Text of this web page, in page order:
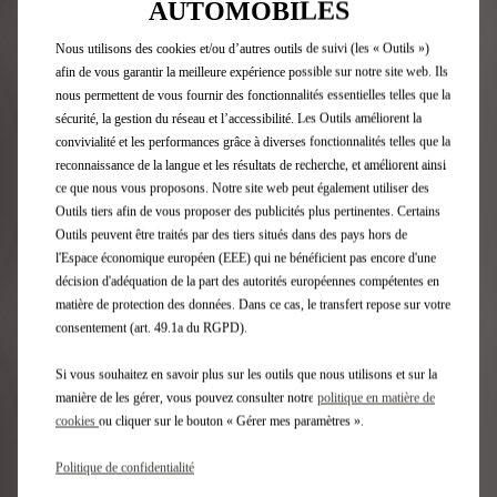
PRÉCÉDENT
indiquées sont conformes à la procédure d’essai WLTP
de carburant, d'émissions de CO₂ et d’autonomie
DS 3
LE SUV COMPACT AU DESIGN
CONTEMPORAIN
WLTP
Les valeurs de consommation de
SUIVANT
AUTOMOBILES
Nous utilisons des cookies et/ou d’autres outils de suivi (les « Outils »)
afin de vous garantir la meilleure expérience possible sur notre site web. Ils
nous permettent de vous fournir des fonctionnalités essentielles telles que la
sécurité, la gestion du réseau et l’accessibilité. Les Outils améliorent la
convivialité et les performances grâce à diverses fonctionnalités telles que la
reconnaissance de la langue et les résultats de recherche, et améliorent ainsi
ce que nous vous proposons. Notre site web peut également utiliser des
Outils tiers afin de vous proposer des publicités plus pertinentes. Certains
Outils peuvent être traités par des tiers situés dans des pays hors de
l'Espace économique européen (EEE) qui ne bénéficient pas encore d'une
décision d'adéquation de la part des autorités européennes compétentes en
matière de protection des données. Dans ce cas, le transfert repose sur votre
consentement (art. 49.1a du RGPD).
Si vous souhaitez en savoir plus sur les outils que nous utilisons et sur la
manière de les gérer, vous pouvez consulter notre politique en matière de
cookies ou cliquer sur le bouton « Gérer mes paramètres ».
Politique de confidentialité